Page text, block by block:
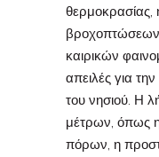
θερμοκρασίας,
καιρικών
απειλές για
του νησιού. Η
μέτρων, όπως η
πόρων, η